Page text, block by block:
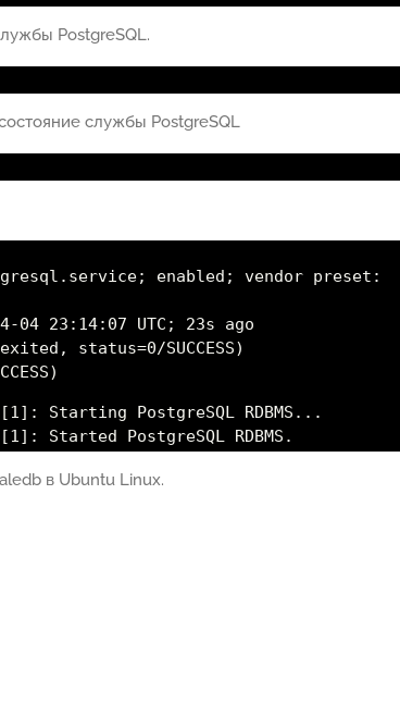
PostgreSQL.
службы PostgreSQL
enabled; vendor preset:
23:14:07 UTC; 23s ago
status=0/SUCCESS)
Starting PostgreSQL RDBMS...
Started PostgreSQL RDBMS.
в Ubuntu Linux.